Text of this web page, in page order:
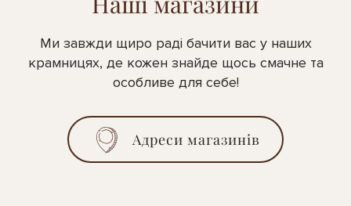
Ми завжди щиро раді бачити вас у наших
крамницях, де кожен знайде щось смачне та
особливе для себе!
Адреси магазинів